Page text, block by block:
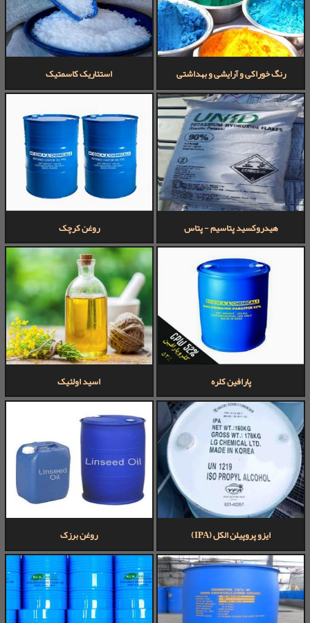
رنگ خوراکی و آرایشی و بهداشتی استئاریک کاسمتیک
هیدروکسید پتاسیم - پتاس روغن کرچک
پارافین کلره اسید اولئیک
ایزو پروپیلن الکل (IPA) روغن برزک